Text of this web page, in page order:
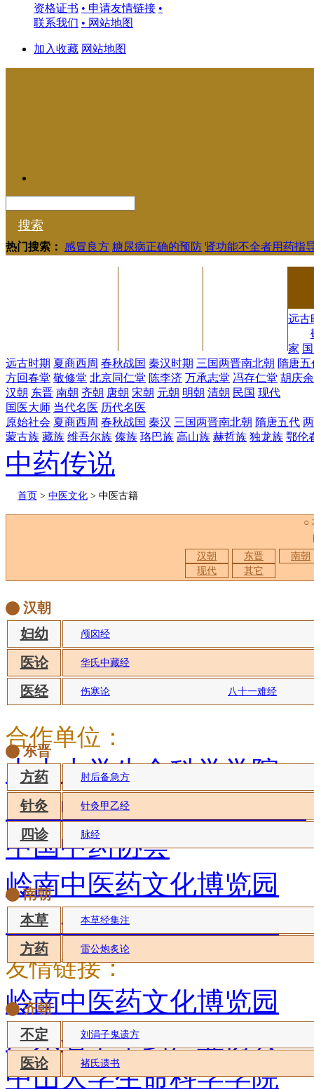
资格证书 • 申请友情链接 •
联系我们 • 网站地图
加入收藏 网站地图
搜索
热门搜索： 感冒良方 糖尿病正确的预防 肾功能不全者用药指
远古
家
远古时期 夏商西周 春秋战国 秦汉时期 三国两晋南北朝 隋唐五
方回春堂 敬修堂 北京同仁堂 陈李济 万承志堂 冯存仁堂 胡庆
汉朝 东晋 南朝 齐朝 唐朝 宋朝 元朝 明朝 清朝 民国 现代
国医大师 当代名医 历代名医
原始社会 夏商西周 春秋战国 秦汉 三国两晋南北朝 隋唐五代
蒙古族 藏族 维吾尔族 傣族 珞巴族 高山族 赫哲族 独龙族 鄂伦
中药传说
首页 > 中医文化 > 中医古籍
○
汉朝
东晋
南朝
现代
其它
汉朝
妇幼
颅囟经
医论 华氏中藏经
医经 伤寒论 八十一难经
东晋
方药
肘后备急方
针灸 针灸甲乙经
四诊 脉经
南朝
本草
本草经集注
方药 雷公炮炙论
齐朝
不定
刘涓子鬼遗方
医论 褚氏遗书
合作单位：
中山大学生命科学学院
广州中医药大学中药学院
中国中药协会
岭南中医药文化博览园
广东省中草药产业协会
友情链接：
岭南中医药文化博览园
广东省中草药产业协会
中山大学生命科学学院